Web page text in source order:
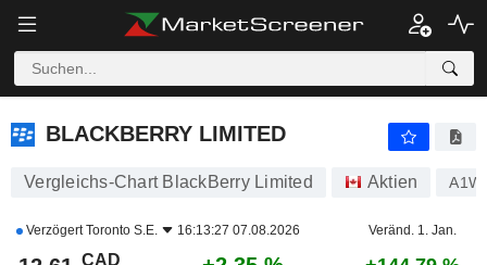
BLACKBERRY LIMITED
BLACKBERRY LIMITED
Vergleichs-Chart BlackBerry Limited Aktien
VerzögertToronto S.E. 16:13:27 07.08.2026 Veränd. 1. Jan.
CAD